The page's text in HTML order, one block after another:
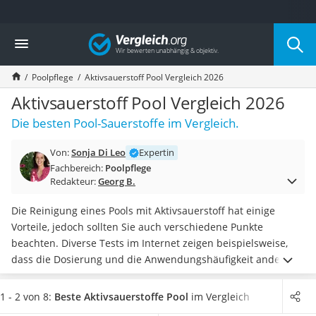
Die beliebtesten Vergleiche nach Kategorie
Baumarkt
Tresor feuerfest
Makita-Akku-Rasenmäher
Kappsäge
Smartes Türschloss
Akku-Rasentrimmer
Split-Klimaanlage 2 Innengeräte
Pelletofen
Tiefbrunnenpumpe
Fliesenschneider
Hochdruckreiniger
Doppelschleifer
Überwachungskamera
Benzinrasenmäher mit Elektrostart
Vergleich
Poolpflege Aktivsauerstoff Pool Vergleich 2026
Aktivsauerstoff Pool Vergleich 2026
Die besten Pool-Sauerstoffe im Vergleich.
Von:Sonja Di Leo
Expertin
Fachbereich: Poolpflege
Redakteur:Georg B.
Die Reinigung eines Pools mit Aktivsauerstoff hat einige
Vorteile, jedoch sollten Sie auch verschiedene Punkte
beachten. Diverse Tests im Internet zeigen beispielsweise,
dass die Dosierung und die Anwendungshäufigkeit anders
als bei Chlor sind. Allerdings ist Aktivsauerstoff auch einfür
den menschlichen Organismus besonders verträglicher
1 - 2 von 8: Beste Aktivsauerstoffe Pool im Vergleich